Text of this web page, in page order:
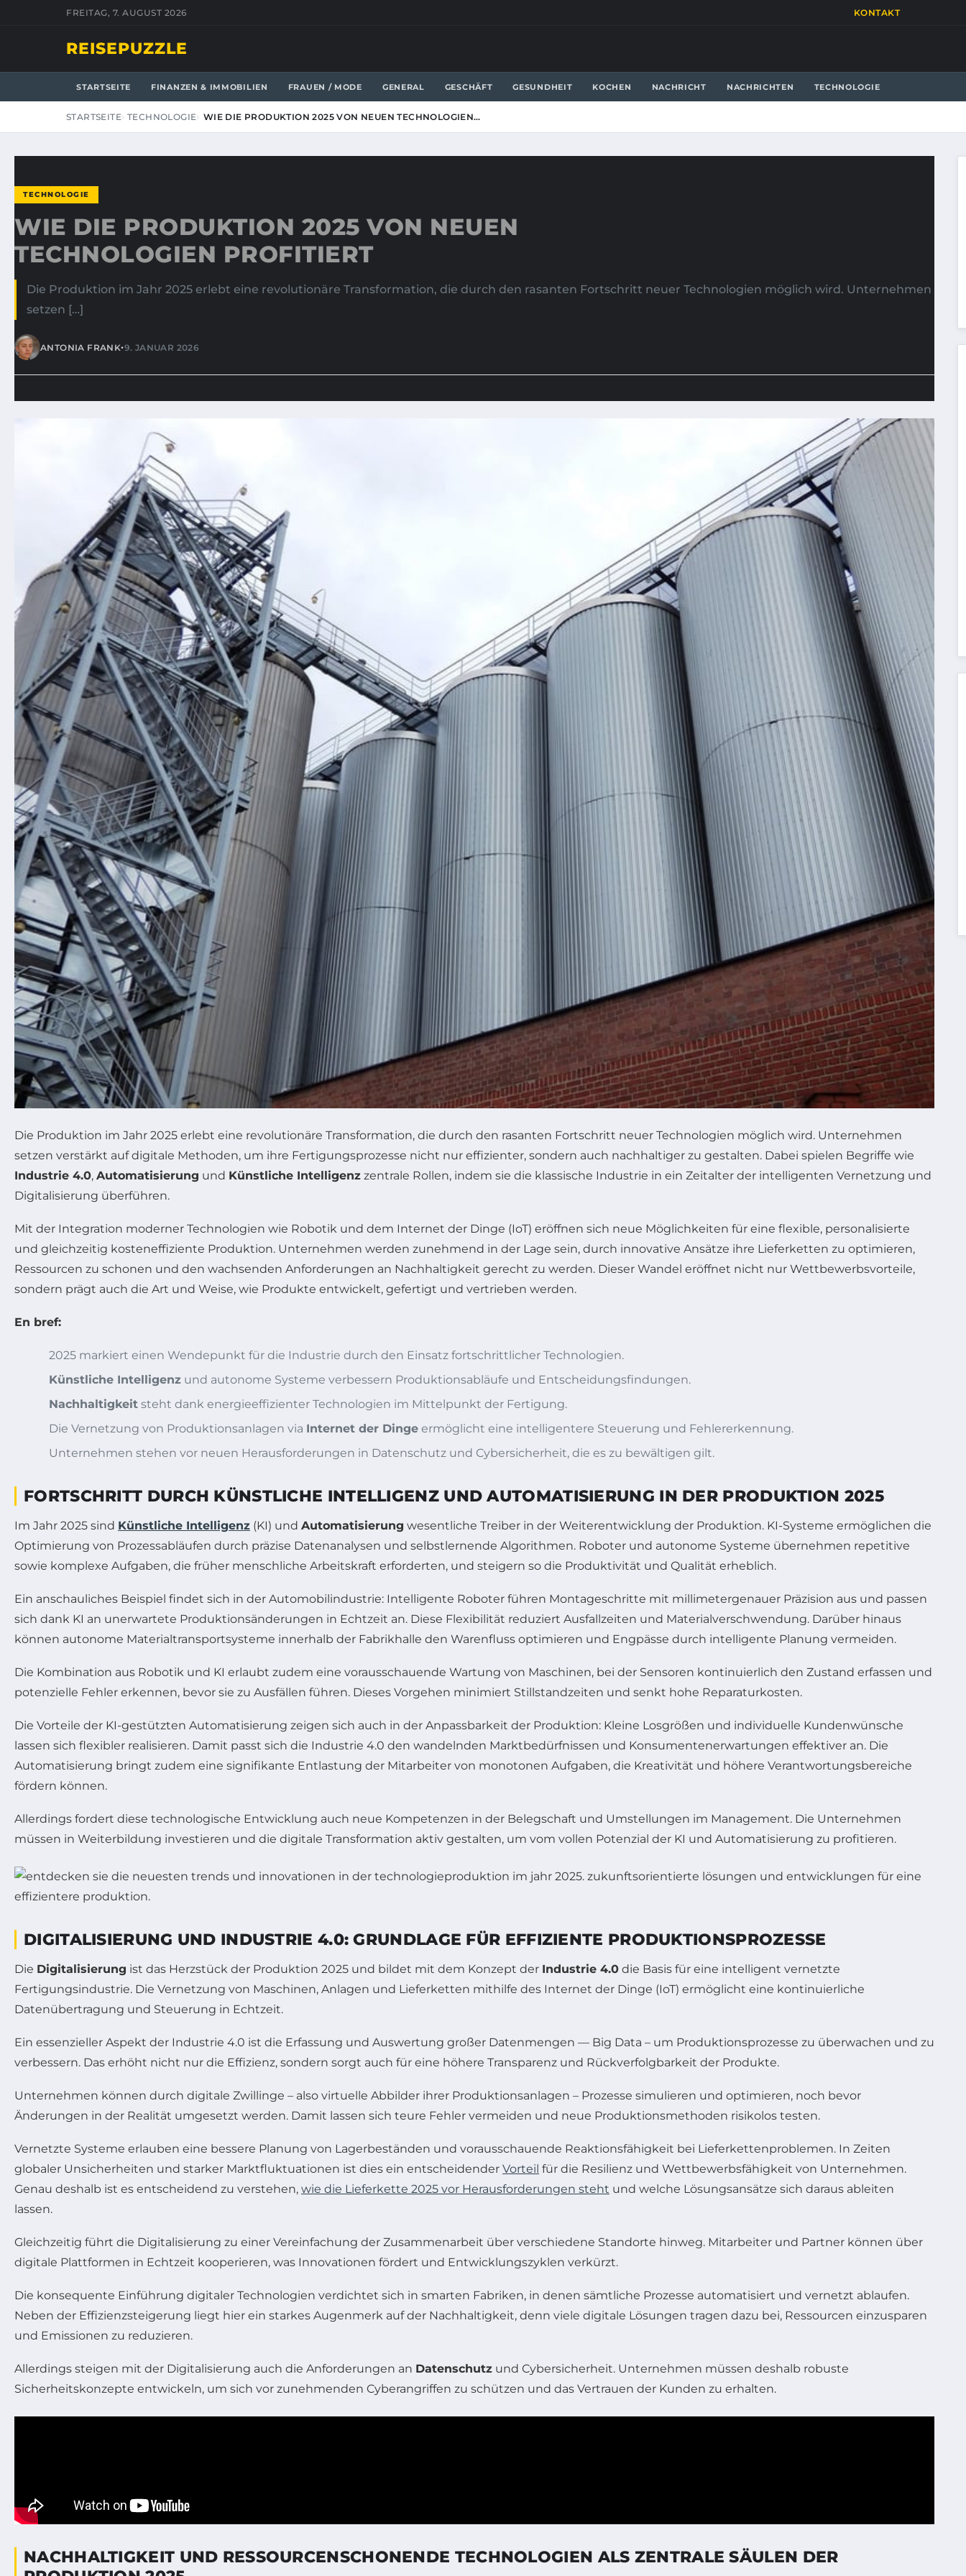
FREITAG, 7. AUGUST 2026 KONTAKT
REISEPUZZLE
STARTSEITE FINANZEN & IMMOBILIEN FRAUEN / MODE GENERAL GESCHÄFT GESUNDHEIT KOCHEN NACHRICHT NACHRICHTEN TECHNOLOGIE
STARTSEITE TECHNOLOGIE WIE DIE PRODUKTION 2025 VON NEUEN TECHNOLOGIEN…
TECHNOLOGIE
WIE DIE PRODUKTION 2025 VON NEUEN
TECHNOLOGIEN PROFITIERT
Die Produktion im Jahr 2025 erlebt eine revolutionäre Transformation, die durch den rasanten Fortschritt neuer Technologien möglich wird. Unternehmen
setzen […]
ANTONIA FRANK•9. JANUAR 2026
Die Produktion im Jahr 2025 erlebt eine revolutionäre Transformation, die durch den rasanten Fortschritt neuer Technologien möglich wird. Unternehmen
setzen verstärkt auf digitale Methoden, um ihre Fertigungsprozesse nicht nur effizienter, sondern auch nachhaltiger zu gestalten. Dabei spielen Begriffe wie
Industrie 4.0, Automatisierung und Künstliche Intelligenz zentrale Rollen, indem sie die klassische Industrie in ein Zeitalter der intelligenten Vernetzung und
Digitalisierung überführen.
Mit der Integration moderner Technologien wie Robotik und dem Internet der Dinge (IoT) eröffnen sich neue Möglichkeiten für eine flexible, personalisierte
und gleichzeitig kosteneffiziente Produktion. Unternehmen werden zunehmend in der Lage sein, durch innovative Ansätze ihre Lieferketten zu optimieren,
Ressourcen zu schonen und den wachsenden Anforderungen an Nachhaltigkeit gerecht zu werden. Dieser Wandel eröffnet nicht nur Wettbewerbsvorteile,
sondern prägt auch die Art und Weise, wie Produkte entwickelt, gefertigt und vertrieben werden.
En bref:
2025 markiert einen Wendepunkt für die Industrie durch den Einsatz fortschrittlicher Technologien.
Künstliche Intelligenz und autonome Systeme verbessern Produktionsabläufe und Entscheidungsfindungen.
Nachhaltigkeit steht dank energieeffizienter Technologien im Mittelpunkt der Fertigung.
Die Vernetzung von Produktionsanlagen via Internet der Dinge ermöglicht eine intelligentere Steuerung und Fehlererkennung.
Unternehmen stehen vor neuen Herausforderungen in Datenschutz und Cybersicherheit, die es zu bewältigen gilt.
FORTSCHRITT DURCH KÜNSTLICHE INTELLIGENZ UND AUTOMATISIERUNG IN DER PRODUKTION 2025
Im Jahr 2025 sind Künstliche Intelligenz (KI) und Automatisierung wesentliche Treiber in der Weiterentwicklung der Produktion. KI-Systeme ermöglichen die
Optimierung von Prozessabläufen durch präzise Datenanalysen und selbstlernende Algorithmen. Roboter und autonome Systeme übernehmen repetitive
sowie komplexe Aufgaben, die früher menschliche Arbeitskraft erforderten, und steigern so die Produktivität und Qualität erheblich.
Ein anschauliches Beispiel findet sich in der Automobilindustrie: Intelligente Roboter führen Montageschritte mit millimetergenauer Präzision aus und passen
sich dank KI an unerwartete Produktionsänderungen in Echtzeit an. Diese Flexibilität reduziert Ausfallzeiten und Materialverschwendung. Darüber hinaus
können autonome Materialtransportsysteme innerhalb der Fabrikhalle den Warenfluss optimieren und Engpässe durch intelligente Planung vermeiden.
Die Kombination aus Robotik und KI erlaubt zudem eine vorausschauende Wartung von Maschinen, bei der Sensoren kontinuierlich den Zustand erfassen und
potenzielle Fehler erkennen, bevor sie zu Ausfällen führen. Dieses Vorgehen minimiert Stillstandzeiten und senkt hohe Reparaturkosten.
Die Vorteile der KI-gestützten Automatisierung zeigen sich auch in der Anpassbarkeit der Produktion: Kleine Losgrößen und individuelle Kundenwünsche
lassen sich flexibler realisieren. Damit passt sich die Industrie 4.0 den wandelnden Marktbedürfnissen und Konsumentenerwartungen effektiver an. Die
Automatisierung bringt zudem eine signifikante Entlastung der Mitarbeiter von monotonen Aufgaben, die Kreativität und höhere Verantwortungsbereiche
fördern können.
Allerdings fordert diese technologische Entwicklung auch neue Kompetenzen in der Belegschaft und Umstellungen im Management. Die Unternehmen
müssen in Weiterbildung investieren und die digitale Transformation aktiv gestalten, um vom vollen Potenzial der KI und Automatisierung zu profitieren.
DIGITALISIERUNG UND INDUSTRIE 4.0: GRUNDLAGE FÜR EFFIZIENTE PRODUKTIONSPROZESSE
Die Digitalisierung ist das Herzstück der Produktion 2025 und bildet mit dem Konzept der Industrie 4.0 die Basis für eine intelligent vernetzte
Fertigungsindustrie. Die Vernetzung von Maschinen, Anlagen und Lieferketten mithilfe des Internet der Dinge (IoT) ermöglicht eine kontinuierliche
Datenübertragung und Steuerung in Echtzeit.
Ein essenzieller Aspekt der Industrie 4.0 ist die Erfassung und Auswertung großer Datenmengen — Big Data – um Produktionsprozesse zu überwachen und zu
verbessern. Das erhöht nicht nur die Effizienz, sondern sorgt auch für eine höhere Transparenz und Rückverfolgbarkeit der Produkte.
Unternehmen können durch digitale Zwillinge – also virtuelle Abbilder ihrer Produktionsanlagen – Prozesse simulieren und optimieren, noch bevor
Änderungen in der Realität umgesetzt werden. Damit lassen sich teure Fehler vermeiden und neue Produktionsmethoden risikolos testen.
Vernetzte Systeme erlauben eine bessere Planung von Lagerbeständen und vorausschauende Reaktionsfähigkeit bei Lieferkettenproblemen. In Zeiten
globaler Unsicherheiten und starker Marktfluktuationen ist dies ein entscheidender Vorteil für die Resilienz und Wettbewerbsfähigkeit von Unternehmen.
Genau deshalb ist es entscheidend zu verstehen, wie die Lieferkette 2025 vor Herausforderungen steht und welche Lösungsansätze sich daraus ableiten
lassen.
Gleichzeitig führt die Digitalisierung zu einer Vereinfachung der Zusammenarbeit über verschiedene Standorte hinweg. Mitarbeiter und Partner können über
digitale Plattformen in Echtzeit kooperieren, was Innovationen fördert und Entwicklungszyklen verkürzt.
Die konsequente Einführung digitaler Technologien verdichtet sich in smarten Fabriken, in denen sämtliche Prozesse automatisiert und vernetzt ablaufen.
Neben der Effizienzsteigerung liegt hier ein starkes Augenmerk auf der Nachhaltigkeit, denn viele digitale Lösungen tragen dazu bei, Ressourcen einzusparen
und Emissionen zu reduzieren.
Allerdings steigen mit der Digitalisierung auch die Anforderungen an Datenschutz und Cybersicherheit. Unternehmen müssen deshalb robuste
Sicherheitskonzepte entwickeln, um sich vor zunehmenden Cyberangriffen zu schützen und das Vertrauen der Kunden zu erhalten.
NACHHALTIGKEIT UND RESSOURCENSCHONENDE TECHNOLOGIEN ALS ZENTRALE SÄULEN DER